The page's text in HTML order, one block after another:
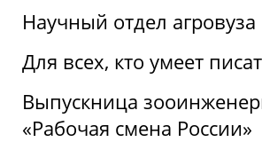
Научный отдел
Для всех, кто умеет
Выпускница
«Рабочая смена России»